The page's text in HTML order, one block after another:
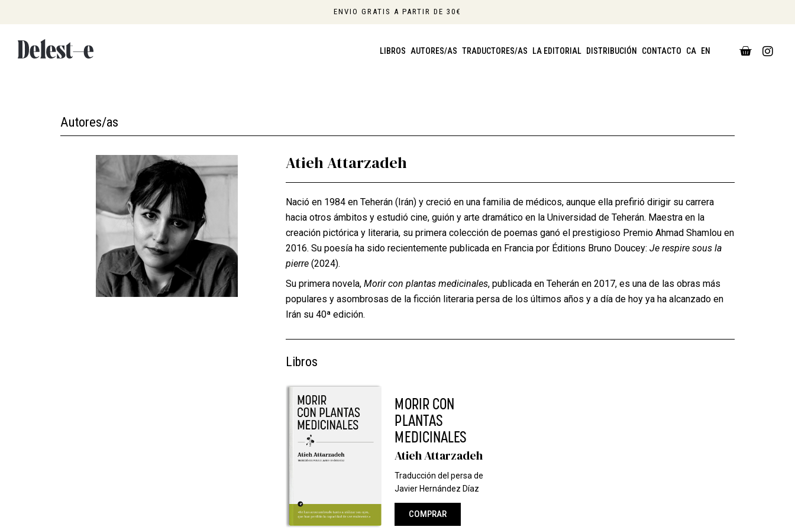
contenido
ENVIO GRATIS A PARTIR DE 30€
LIBROS AUTORES/AS TRADUCTORES/AS LA EDITORIAL DISTRIBUCIÓN CONTACTO CA EN CART
Autores/as
Atieh Attarzadeh
Nació en 1984 en Teherán (Irán) y creció en una familia de médicos, aunque ella prefirió dirigir su carrera
hacia otros ámbitos y estudió cine, guión y arte dramático en la Universidad de Teherán. Maestra en la
creación pictórica y literaria, su primera colección de poemas ganó el prestigioso Premio Ahmad Shamlou en
2016. Su poesía ha sido recientemente publicada en Francia por Éditions Bruno Doucey: Je respire sous la
pierre(2024).
Su primera novela,Morir con plantas medicinales, publicada en Teherán en 2017, es una de las obras más
populares y asombrosas de la ficción literaria persa de los últimos años y a día de hoy ya ha alcanzado en
Irán su 40ª edición.
Libros
MORIR CON
PLANTAS
MEDICINALES
Atieh Attarzadeh
Traducción del persa de
Javier Hernández Díaz
COMPRAR